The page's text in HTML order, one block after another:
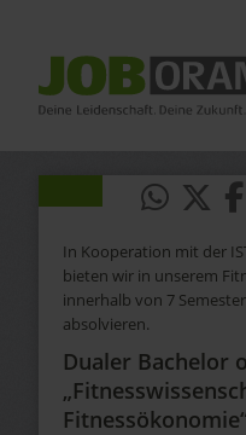
In Kooperation mit der
bieten wir in unserem
innerhalb von 7
absolvieren.
Dualer Bachelor